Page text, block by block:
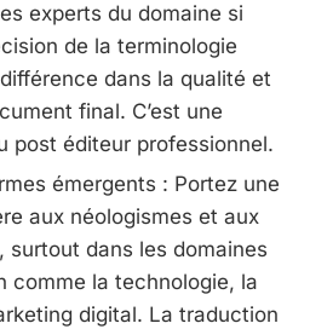
experts du domaine si
de la terminologie
dans la qualité et
final. C’est une
post éditeur professionnel.
émergents : Portez une
aux néologismes et aux
surtout dans les domaines
comme la technologie, la
digital. La traduction